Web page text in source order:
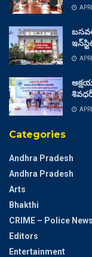
Categories
Andhra Pradesh
Andhra Pradesh
Arts
Bhakthi
CRIME – Police News
Editors
Entertainment